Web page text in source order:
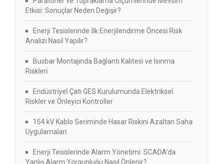
Etkisi: Sonuçlar Neden Değişir?
Enerji Tesislerinde İlk Enerjilendirme Öncesi Risk
Analizi Nasıl Yapılır?
Busbar Montajında Bağlantı Kalitesi ve Isınma
Riskleri
Endüstriyel Çatı GES Kurulumunda Elektriksel
Riskler ve Önleyici Kontroller
154 kV Kablo Seriminde Hasar Riskini Azaltan Saha
Uygulamaları
Enerji Tesislerinde Alarm Yönetimi: SCADA’da
Yanlış Alarm Yorgunluğu Nasıl Önlenir?